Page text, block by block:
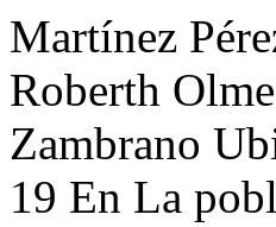
Martínez
Roberth
Zambrano
19 En La